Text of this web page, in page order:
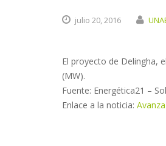
julio 20,2016
El proyecto de Delingha,
(MW).
Fuente: Energética21 –
Enlace a la noticia: